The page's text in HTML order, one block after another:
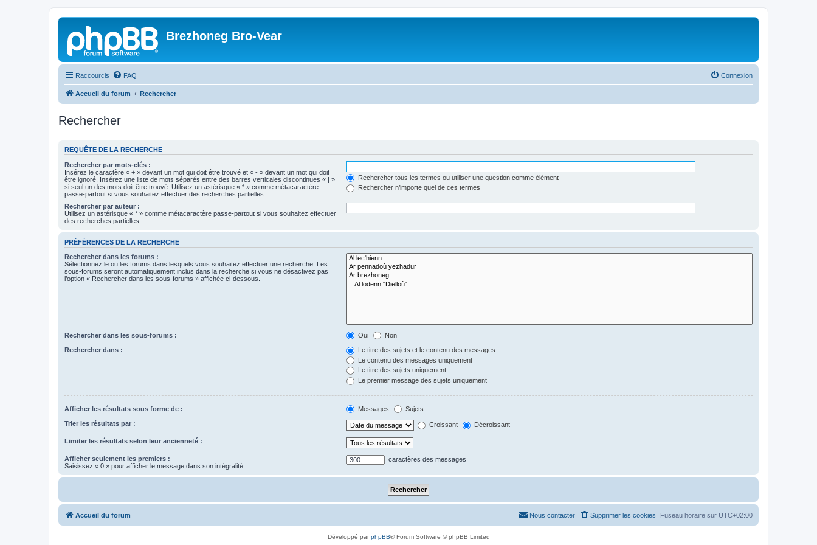
Brezhoneg Bro-Vear
Raccourcis FAQ Connexion
Accueil du forum Rechercher
Rechercher
REQUÊTE DE LA RECHERCHE
Rechercher par mots-clés :
Insérez le caractère « + » devant un mot qui doit être trouvé et « - » devant un mot qui doit
être ignoré. Insérez une liste de mots séparés entre des barres verticales discontinues « | »
si seul un des mots doit être trouvé. Utilisez un astérisque « * » comme métacaractère
passe-partout si vous souhaitez effectuer des recherches partielles.
Rechercher tous les termes ou utiliser une question comme élément
Rechercher n’importe quel de ces termes
Rechercher par auteur :
Utilisez un astérisque « * » comme métacaractère passe-partout si vous souhaitez effectuer
des recherches partielles.
PRÉFÉRENCES DE LA RECHERCHE
Rechercher dans les forums :
Sélectionnez le ou les forums dans lesquels vous souhaitez effectuer une recherche. Les
sous-forums seront automatiquement inclus dans la recherche si vous ne désactivez pas
l’option « Rechercher dans les sous-forums » affichée ci-dessous.
Rechercher dans les sous-forums : Oui Non
Rechercher dans :
Le titre des sujets et le contenu des messages
Le contenu des messages uniquement
Le titre des sujets uniquement
Le premier message des sujets uniquement
Afficher les résultats sous forme de : Messages Sujets
Trier les résultats par : Croissant Décroissant
Limiter les résultats selon leur ancienneté :
Afficher seulement les premiers :
Saisissez « 0 » pour afficher le message dans son intégralité.
caractères des messages
Accueil du forum Fuseau horaire sur UTC+02:00
Supprimer les cookies
Nous contacter
Développé parphpBB® Forum Software © phpBB Limited